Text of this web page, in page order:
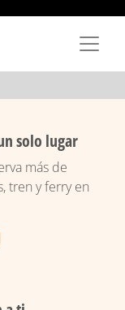
solo lugar
más de
tren y ferry en